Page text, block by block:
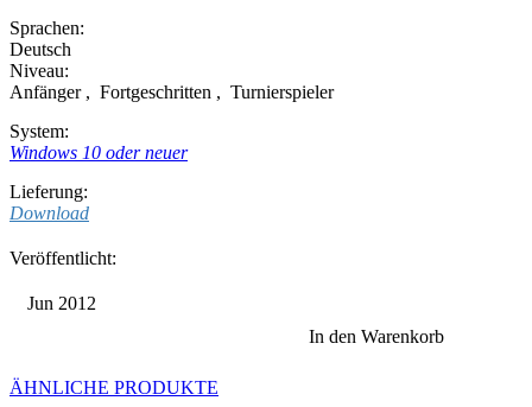
Sprachen:
Deutsch
Niveau:
Anfänger , Fortgeschritten , Turnierspieler
System:
Windows 10 oder neuer
Lieferung:
Download
Veröffentlicht:
Jun 2012
In den Warenkorb
ÄHNLICHE PRODUKTE